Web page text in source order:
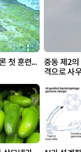
첫 훈련...
중동 제2
격으로 사